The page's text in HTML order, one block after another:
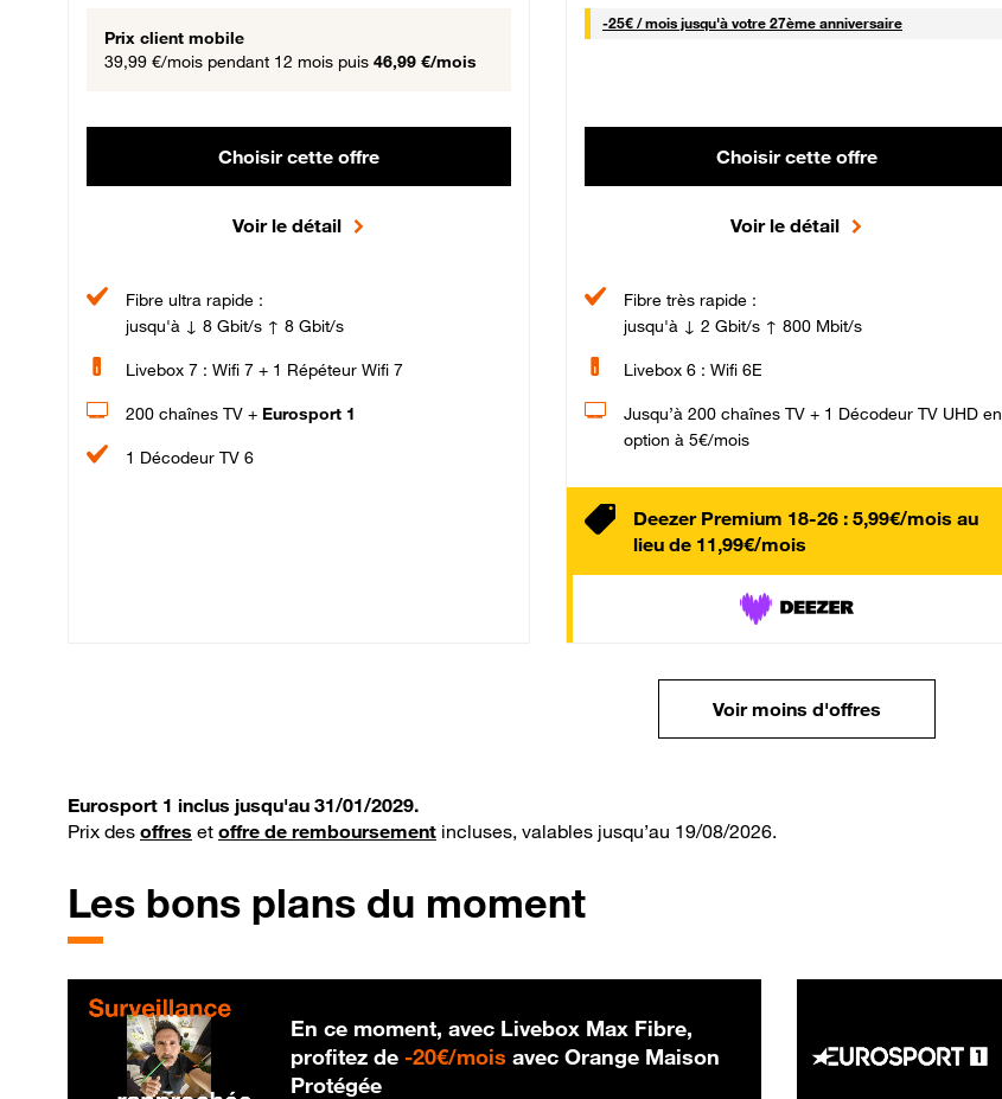
Prix client mobile
39,99 €/mois pendant 12 mois puis 46,99 €/mois
Choisir cette offre
Voir le détail
Fibre ultra rapide :
jusqu'à ↓ 8 Gbit/s ↑ 8 Gbit/s
Livebox 7 : Wifi 7 + 1 Répéteur Wifi 7
200 chaînes TV + Eurosport 1
1 Décodeur TV 6
-25€ / mois25 € par mois
jusqu'à votre 27ème anniversaire
Choisir cette offre
Voir le détail
Fibre très rapide :
jusqu'à ↓ 2 Gbit/s ↑ 800 Mbit/s
Livebox 6 : Wifi 6E
Jusqu’à 200 chaînes TV + 1 Décodeur TV UHD en
option à 5€/mois
Deezer Premium 18-26 : 5,99€/mois au
lieu de 11,99€/mois
Voir moins d'offres
Eurosport 1 inclus jusqu'au 31/01/2029.
Prix des offres et offre de remboursement incluses, valables jusqu’au 19/08/2026.
Les bons plans du moment
En ce moment, avec Livebox Max Fibre,
profitez de -20€/mois 20 € par mois
avec Orange Maison
Protégée